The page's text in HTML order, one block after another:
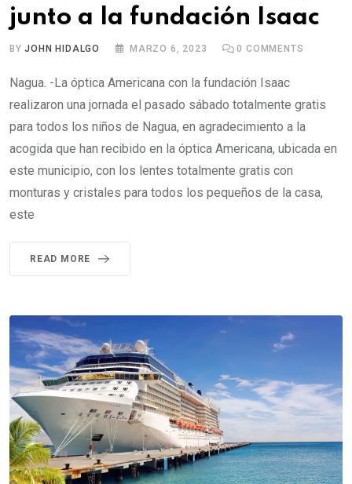
junto a la fundación Isaac
BYJOHN HIDALGO MARZO 6, 2023 0 COMMENTS
Nagua. -La óptica Americana con la fundación Isaac
realizaron una jornada el pasado sábado totalmente gratis
para todos los niños de Nagua, en agradecimiento a la
acogida que han recibido en la óptica Americana, ubicada en
este municipio, con los lentes totalmente gratis con
monturas y cristales para todos los pequeños de la casa,
este
READ MORE